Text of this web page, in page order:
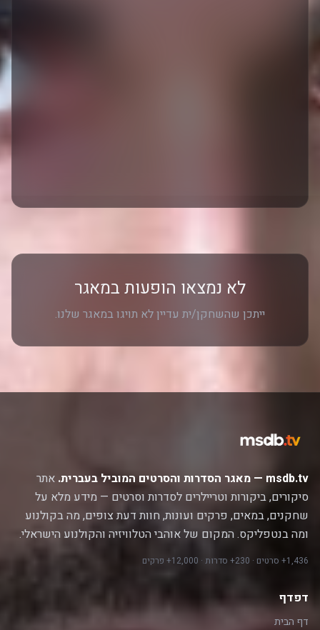
לא נמצאו הופעות במאגר
ייתכן שהשחקן/ית עדיין לא תויגו במאגר שלנו.
msdb.tv — מאגר הסדרות והסרטים המוביל בעברית.
אתר
סיקורים, ביקורות וטריילרים לסדרות וסרטים — מידע מלא על
שחקנים, במאים, פרקים ועונות, חוות דעת צופים, מה בקולנוע
ומה בנטפליקס. המקום של אוהבי הטלוויזיה והקולנוע הישראלי.
1,436+ סרטים · 230+ סדרות · 12,000+ פרקים
דפדף
דף הבית